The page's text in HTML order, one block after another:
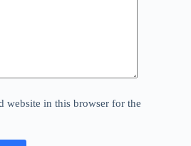
website in this browser for the